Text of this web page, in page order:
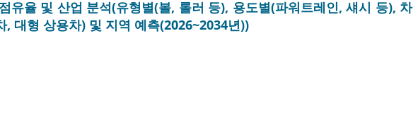
유율 및 산업 분석(유형별(볼, 롤러 등), 용도별(파워트레인, 섀시 등), 차
, 대형 상용차) 및 지역 예측(2026~2034년))